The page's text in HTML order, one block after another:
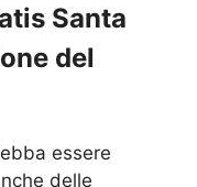
Santa
del
essere
delle